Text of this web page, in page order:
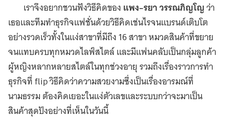
เราจึงอยากชวนฟังวิธีคิดของ แพง–รยา วรรณภิญโญว่า
เธอและทีมทำธุรกิจแฟชั่นด้วยวิธีคิดเช่นไรจนแบรนด์เติบโต
อย่างรวดเร็วทั้งในแง่สาขาที่มีถึง 16 สาขา หมวดสินค้าที่ขยาย
จนแทบครบทุกหมวดไลฟ์สไตล์ และมีแฟนคลับเป็นกลุ่มลูกค้า
ผู้หญิงหลากหลายสไตล์ในทุกช่วงอายุ รวมถึงเรื่องราวการทำ
ธุรกิจที่ flip วิธีคิดว่าความสวยงามซึ่งเป็นเรื่องอารมณ์ที่
นามธรรม ต้องคิดเยอะในแง่ตัวเลขและระบบกว่าจะมาเป็น
สินค้าสุดปังอย่างที่เห็นในวันนี้